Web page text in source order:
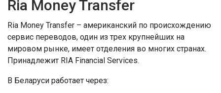
Ria Money Transfer
Ria Money Transfer – американский по происхождению
сервис переводов, один из трех крупнейших на
мировом рынке, имеет отделения во многих странах.
Принадлежит RIA Financial Services.
В Беларуси работает через: